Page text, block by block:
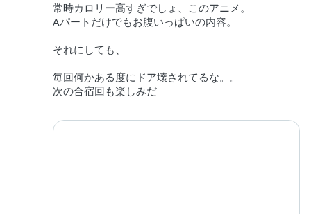
常時カロリー高すぎでしょ、このアニメ。
Aパートだけでもお腹いっぱいの内容。
それにしても、
毎回何かある度にドア壊されてるな。。
次の合宿回も楽しみだ